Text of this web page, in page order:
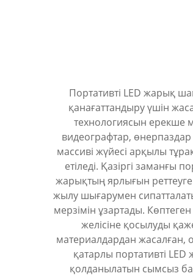
Портативті LED жарық
қанағаттандыру үшін
технологиясын ерекше
видеографтар,
массиві жүйесі арқылы
етіледі. Қазіргі заманғы
жарықтың ярлығын
жылу шығарумен
мерзімін ұзартады.
желісіне қосылуды
материалдардан жасалған,
қатарлы портативті
қолданылатын сымсыз